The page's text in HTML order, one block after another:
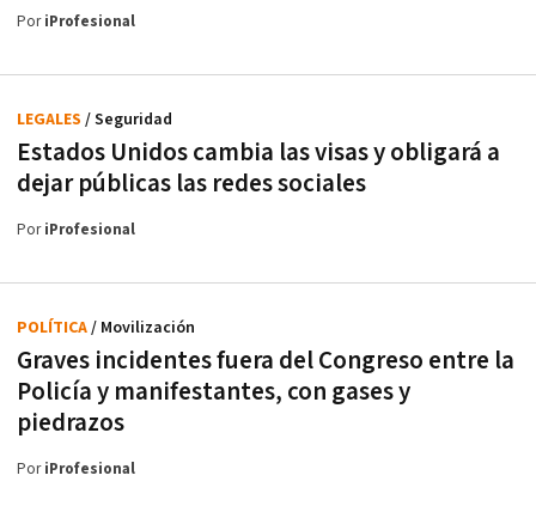
PoriProfesional
Estados Unidos cambia las visas y obligará a
dejar públicas las redes sociales
LEGALES / Seguridad
PoriProfesional
Graves incidentes fuera del Congreso entre la
Policía y manifestantes, con gases y
piedrazos
POLÍTICA/ Movilización
PoriProfesional